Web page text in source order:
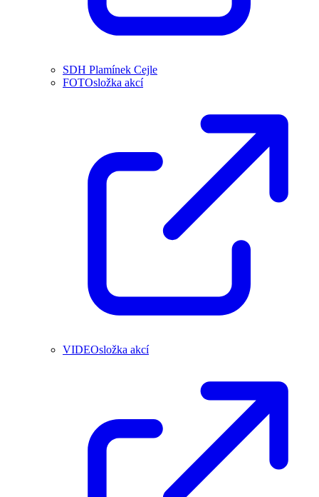
SDH Plamínek Cejle
FOTOsložka akcí
VIDEOsložka akcí